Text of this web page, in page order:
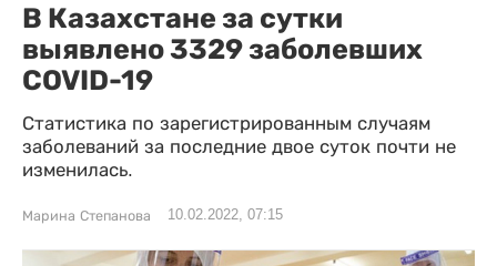
В Казахстане за сутки
выявлено 3329 заболевших
COVID-19
Статистика по зарегистрированным случаям
заболеваний за последние двое суток почти не
изменилась.
Марина Степанова 10.02.2022, 07:15